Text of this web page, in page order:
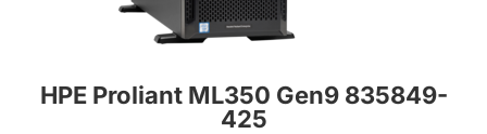
HPE Proliant ML350 Gen9 835849-
425